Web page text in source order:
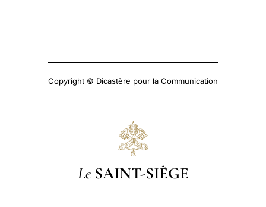
Copyright © Dicastère pour la Communication
Le SAINT-SIÈGE